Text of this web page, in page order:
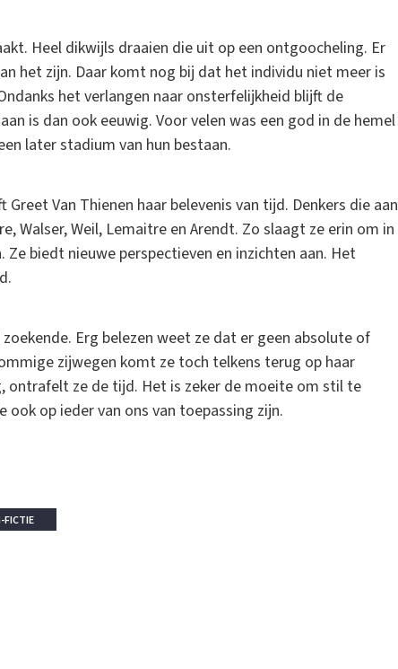
Heel dikwijls draaien die uit op een ontgoocheling. Er
het zijn. Daar komt nog bij dat het individu niet meer is
het verlangen naar onsterfelijkheid blijft de
is dan ook eeuwig. Voor velen was een god in de hemel
later stadium van hun bestaan.
Van Thienen haar belevenis van tijd. Denkers die aan
Walser, Weil, Lemaitre en Arendt. Zo slaagt ze erin om in
biedt nieuwe perspectieven en inzichten aan. Het
Erg belezen weet ze dat er geen absolute of
zijwegen komt ze toch telkens terug op haar
ontrafelt ze de tijd. Het is zeker de moeite om stil te
op ieder van ons van toepassing zijn.
FICTIE